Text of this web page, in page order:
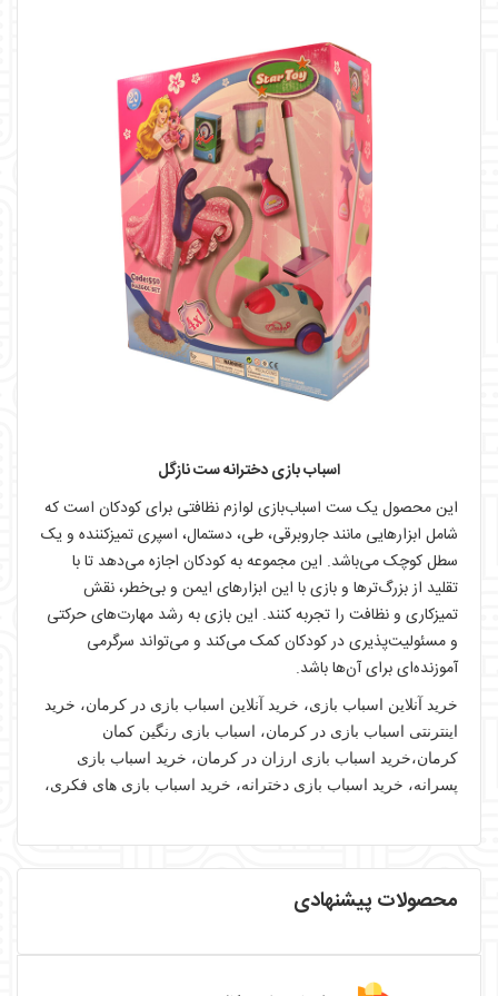
اسباب بازی دخترانه ست نازگل
این محصول یک ست اسباب‌بازی لوازم نظافتی برای کودکان است که
شامل ابزارهایی مانند جاروبرقی، طی، دستمال، اسپری تمیزکننده و یک
سطل کوچک می‌باشد. این مجموعه به کودکان اجازه می‌دهد تا با
تقلید از بزرگ‌ترها و بازی با این ابزارهای ایمن و بی‌خطر، نقش
تمیزکاری و نظافت را تجربه کنند. این بازی به رشد مهارت‌های حرکتی
و مسئولیت‌پذیری در کودکان کمک می‌کند و می‌تواند سرگرمی
آموزنده‌ای برای آن‌ها باشد.
خرید آنلاین اسباب بازی، خرید آنلاین اسباب بازی در کرمان، خرید
اینترنتی اسباب بازی در کرمان، اسباب بازی رنگین کمان
کرمان،خرید اسباب بازی ارزان در کرمان، خرید اسباب بازی
پسرانه، خرید اسباب بازی دخترانه، خرید اسباب بازی های فکری،
محصولات پیشنهادی